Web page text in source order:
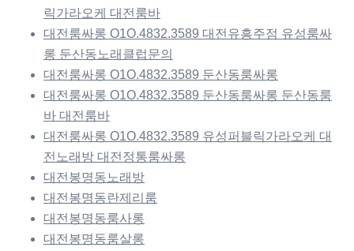
릭가라오케 대전룸바
대전룸싸롱 O1O.4832.3589 대전유흥주점 유성룸싸
롱 둔산동노래클럽문의
대전룸싸롱 O1O.4832.3589 둔산동룸싸롱
대전룸싸롱 O1O.4832.3589 둔산동룸싸롱 둔산동룸
바 대전룸바
대전룸싸롱 O1O.4832.3589 유성퍼블릭가라오케 대
전노래방 대전정통룸싸롱
대전봉명동노래방
대전봉명동란제리룸
대전봉명동룸사롱
대전봉명동룸살롱